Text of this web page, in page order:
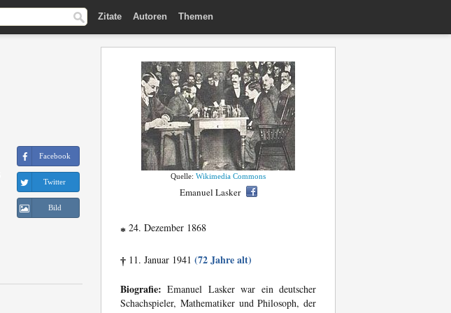
Zitate Autoren Themen
Facebook
Twitter
Bild
Quelle: Wikimedia Commons
Emanuel Lasker
* 24. Dezember 1868
† 11. Januar 1941 (72 Jahre alt)
Biografie: Emanuel Lasker war ein deutscher
Schachspieler, Mathematiker und Philosoph, der